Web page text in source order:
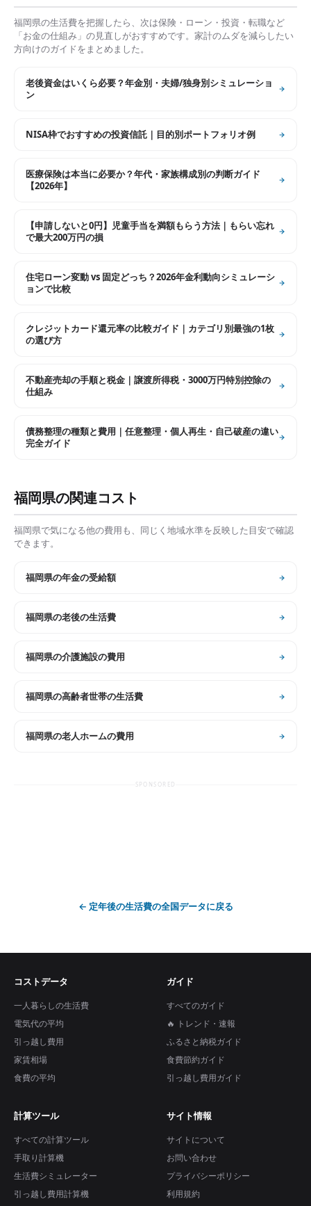
福岡県の生活費を把握したら、次は保険・ローン・投資・転職など
「お金の仕組み」の見直しがおすすめです。家計のムダを減らしたい
方向けのガイドをまとめました。
老後資金はいくら必要？年金別・夫婦/独身別シミュレーショ
ン
NISA枠でおすすめの投資信託｜目的別ポートフォリオ例
医療保険は本当に必要か？年代・家族構成別の判断ガイド
【2026年】
【申請しないと0円】児童手当を満額もらう方法｜もらい忘れ
で最大200万円の損
住宅ローン変動 vs 固定どっち？2026年金利動向シミュレーシ
ョンで比較
クレジットカード還元率の比較ガイド｜カテゴリ別最強の1枚
の選び方
不動産売却の手順と税金｜譲渡所得税・3000万円特別控除の
仕組み
債務整理の種類と費用｜任意整理・個人再生・自己破産の違い
完全ガイド
福岡県の関連コスト
福岡県で気になる他の費用も、同じく地域水準を反映した目安で確認
できます。
福岡県の年金の受給額
福岡県の老後の生活費
福岡県の介護施設の費用
福岡県の高齢者世帯の生活費
福岡県の老人ホームの費用
SPONSORED
← 定年後の生活費の全国データに戻る
コストデータ
一人暮らしの生活費
電気代の平均
引っ越し費用
家賃相場
食費の平均
ガイド
すべてのガイド
🔥 トレンド・速報
ふるさと納税ガイド
食費節約ガイド
引っ越し費用ガイド
計算ツール
すべての計算ツール
手取り計算機
生活費シミュレーター
引っ越し費用計算機
サイト情報
サイトについて
お問い合わせ
プライバシーポリシー
利用規約